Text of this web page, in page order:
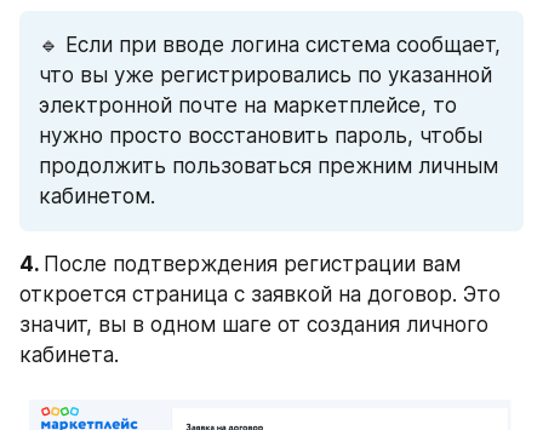
🔹 Если при вводе логина система сообщает,
что вы уже регистрировались по указанной
электронной почте на маркетплейсе, то
нужно просто восстановить пароль, чтобы
продолжить пользоваться прежним личным
кабинетом.
4. После подтверждения регистрации вам
откроется страница с заявкой на договор. Это
значит, вы в одном шаге от создания личного
кабинета.